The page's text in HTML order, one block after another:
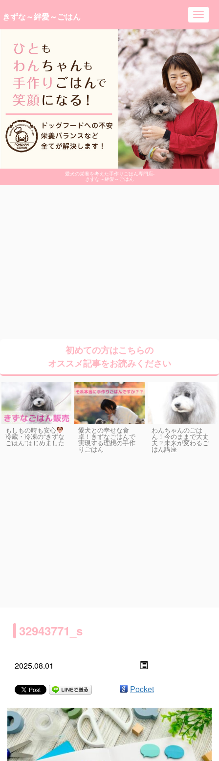
愛犬の栄養を考えた手作りごはん専門店-
きずな～絆愛～ごはん
きずな～絆愛～ごはん
初めての方はこちらの
オススメ記事をお読みください
もしもの時も安心
冷蔵・冷凍の“きずな
ごはん”はじめました
愛犬との幸せな食
卓！きずなごはんで
実現する理想の手作
りごはん
わんちゃんのごは
ん！今のままで大丈
夫？未来が変わるご
はん講座
32943771_s
2025.08.01
Pocket